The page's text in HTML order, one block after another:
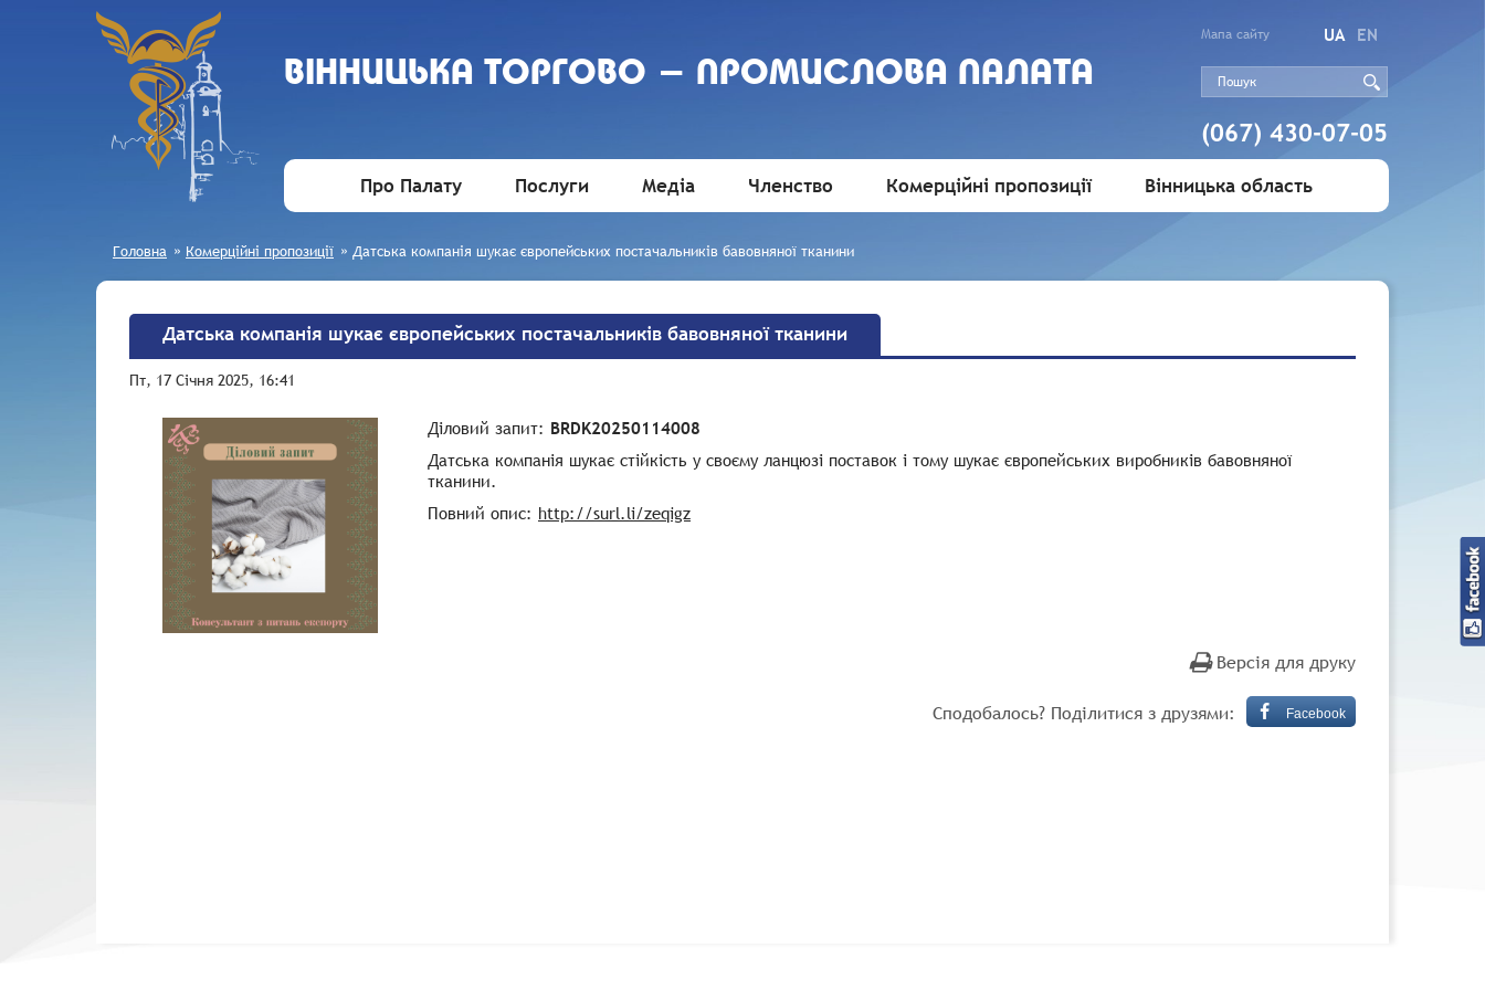
ВIННИЦЬКА ТОРГОВО - ПРОМИСЛОВА ПАЛАТА
Мапа сайту UA EN
(067) 430-07-05
Про Палату Послуги Медіа Членство Комерційні пропозиції Вінницька область
Головна » Комерційні пропозиції » Датська компанія шукає європейських постачальників бавовняної тканини
Датська компанія шукає європейських постачальників бавовняної тканини
Пт, 17 Січня 2025, 16:41
Діловий запит: BRDK20250114008
Датська компанія шукає стійкість у своєму ланцюзі поставок і тому шукає європейських виробників бавовняної
тканини.
Повний опис: http://surl.li/zeqigz
Версія для друку
Сподобалось? Поділитися з друзями: Facebook